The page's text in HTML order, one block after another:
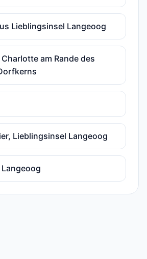
Lieblingsinsel Langeoog
am Rande des
Lieblingsinsel Langeoog